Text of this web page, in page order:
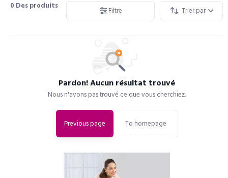
0 Des produits Filtre Trier par
Pardon! Aucun résultat trouvé
Nous n'avons pas trouvé ce que vous cherchiez.
Previous page To homepage